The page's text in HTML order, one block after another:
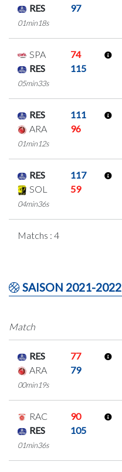
RES
97
01min18s
SPA
74
RES
115
05min33s
RES
111
ARA
96
01min12s
RES
117
SOL
59
04min36s
Matchs : 4
SAISON 2021-2022
Match
RES
77
ARA
79
00min19s
RAC
90
RES
105
01min36s